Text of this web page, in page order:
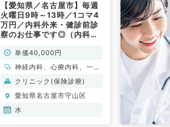
【愛知県／名古屋市】毎週
火曜日9時～13時／1コマ4
万円／内科外来・健診前診
察のお仕事です◎（内科系
単価40,000円
神経内科、心療内科、一般
内科、循環器内科、呼吸器
内科、消化器内科、内分
泌・代謝内科、腎臓内科、
老年内科、血液内科、膠原
クリニック(保険診療)
愛知県名古屋市守山区
水